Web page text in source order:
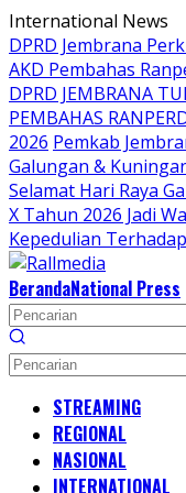
Langsung
ke
konten
International News
DPRD Jembrana
AKD Pembahas
DPRD JEMBRANA
PEMBAHAS
2026 Pemkab
Galungan &
Selamat Hari Raya
X Tahun 2026 Jadi
Kepedulian
BerandaNational Press
STREAMING
REGIONAL
NASIONAL
INTERNATIONAL